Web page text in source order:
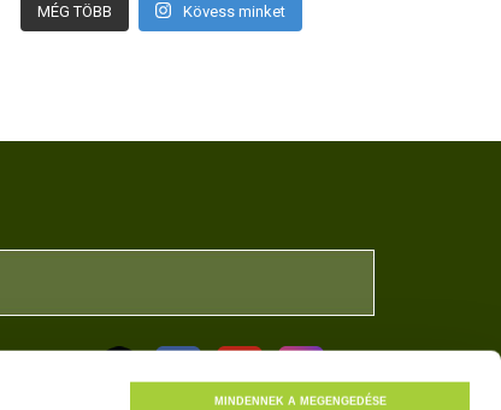
MINDENNEK A MEGENGEDÉSE
MÉG TÖBB Kövess minket